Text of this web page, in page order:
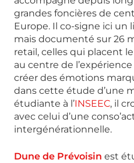
grandes foncières de
Europe. Il co-signe ici
mais documenté sur 26
retail, celles qui placent
au centre de
créer des émotions
dans cette étude d’une
étudiante à l’INSEEC, il
avec celui d’une
intergénérationnelle.
Dune de Prévoisin est